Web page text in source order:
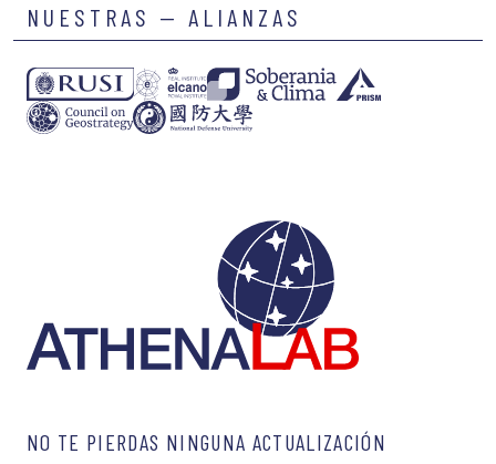
NUESTRAS — ALIANZAS
NO TE PIERDAS NINGUNA ACTUALIZACIÓN